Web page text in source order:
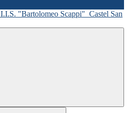
I.I.S. "Bartolomeo Scappi" Castel San